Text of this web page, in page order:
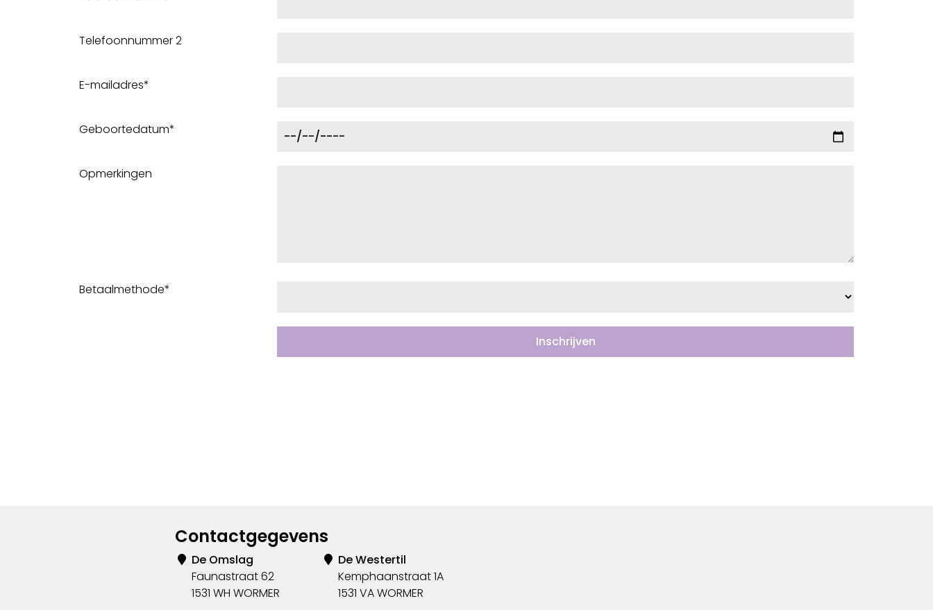
Telefoonnummer 2
E-mailadres*
Geboortedatum*
Opmerkingen
Betaalmethode*
Contactgegevens
De Omslag
Faunastraat 62
1531 WH WORMER
De Westertil
Kemphaanstraat 1A
1531 VA WORMER